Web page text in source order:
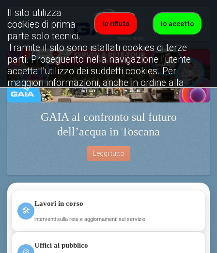
GAIA al confronto sul futuro
dell’acqua in Toscana
Leggi tutto
🛠
Lavori in corso
interventi sulla rete e aggiornamenti sul servizio
Uffici al pubblico
Io accetto
Io rifiuto
Il sito utilizza
cookies di prima
parte solo tecnici.
Tramite il sito sono istallati cookies di terze
parti. Proseguento nella navigazione l'utente
accetta l'utilizzo dei suddetti cookies. Per
maggiori informazioni, anche in ordine alla
disattivazione, è possibile consultare
l'informativa cookies completa.
Visualizza informativa completa.